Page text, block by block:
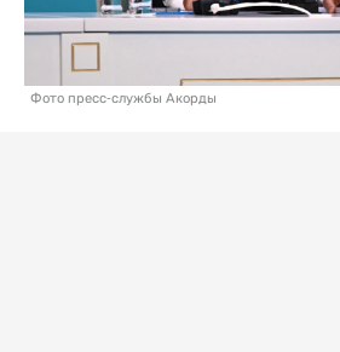
Фото пресс-службы Акорды